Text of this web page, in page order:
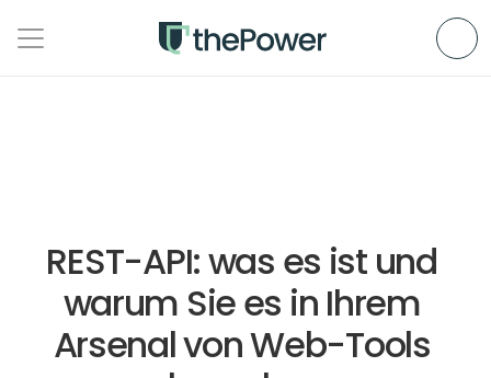
REST-API: was es ist und
warum Sie es in Ihrem
Arsenal von Web-Tools